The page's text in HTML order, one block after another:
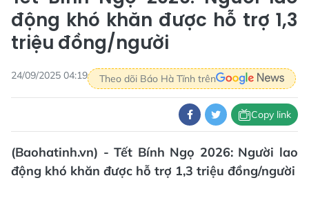
động khó khăn được hỗ trợ 1,3
triệu đồng/người
24/09/2025 04:19 Theo dõi Báo Hà Tĩnh trên
Copy link
(Baohatinh.vn) - Tết Bính Ngọ 2026: Người lao
động khó khăn được hỗ trợ 1,3 triệu đồng/người